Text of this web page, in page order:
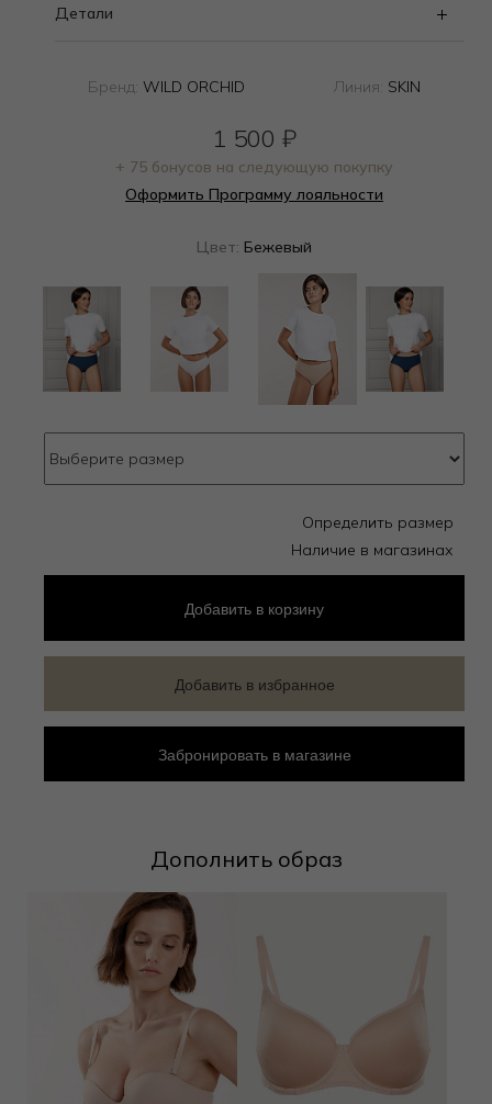
Дополнить образ
Детали
Бренд: WILD ORCHID Линия: SKIN
1 500 ₽
+ 75 бонусов на следующую покупку
Оформить Программу лояльности
Цвет: Бежевый
Определить размер
Наличие в магазинах
Добавить в корзину
Добавить в избранное
Забронировать в магазине